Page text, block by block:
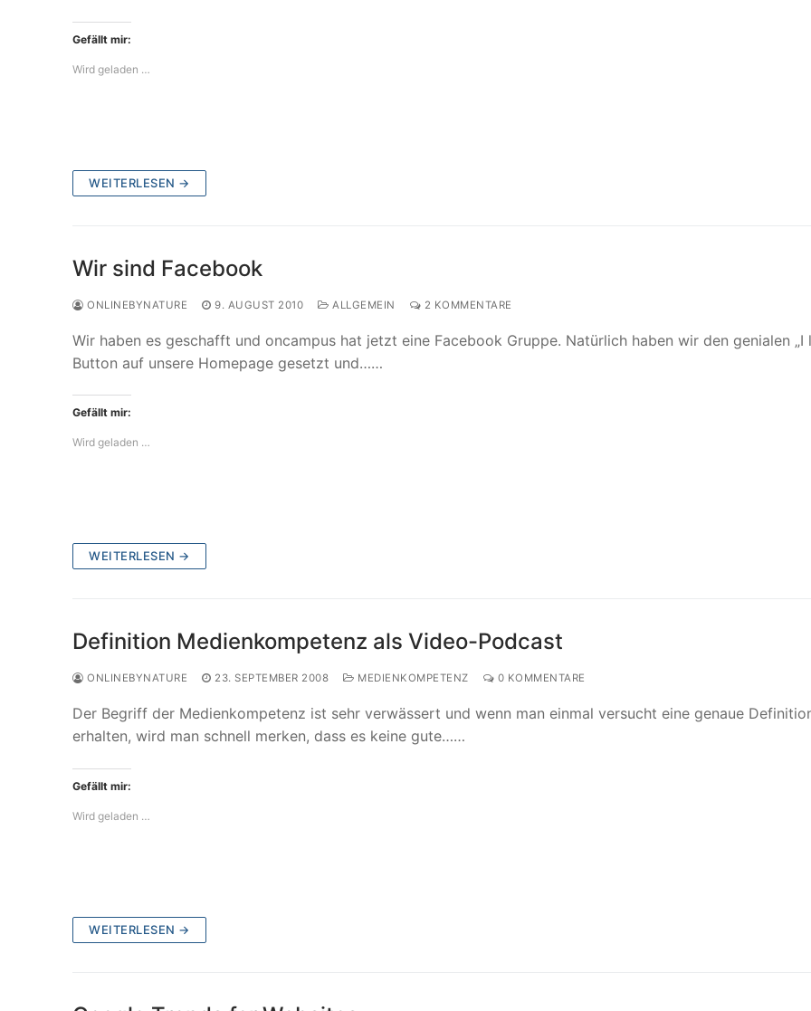
Gefällt mir:
Wird geladen …
WEITERLESEN →
Wir sind Facebook
ONLINEBYNATURE 9. AUGUST 2010 ALLGEMEIN 2 KOMMENTARE
Wir haben es geschafft und oncampus hat jetzt eine Facebook Gruppe. Natürlich haben wir den genialen „I
Button auf unsere Homepage gesetzt und……
Gefällt mir:
Wird geladen …
WEITERLESEN →
Definition Medienkompetenz als Video-Podcast
ONLINEBYNATURE 23. SEPTEMBER 2008 MEDIENKOMPETENZ 0 KOMMENTARE
Der Begriff der Medienkompetenz ist sehr verwässert und wenn man einmal versucht eine genaue
erhalten, wird man schnell merken, dass es keine gute……
Gefällt mir:
Wird geladen …
WEITERLESEN →